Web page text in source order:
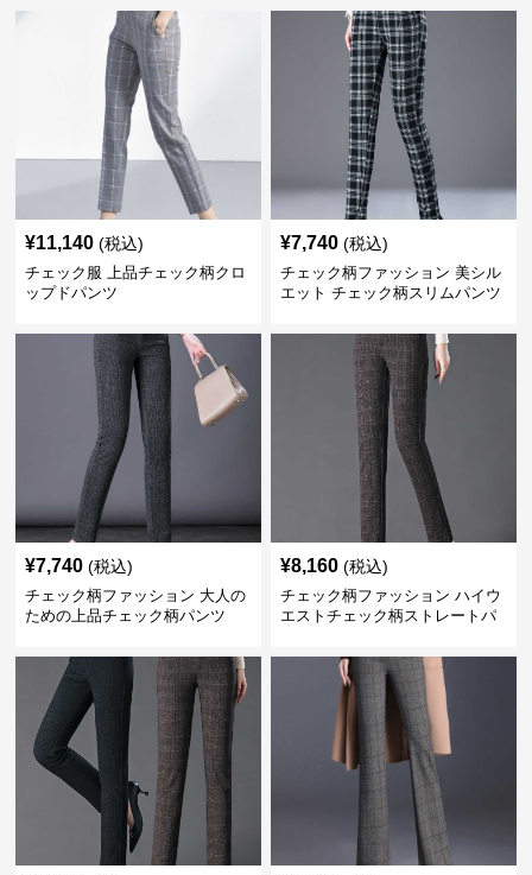
¥11,140 (税込)
チェック服 上品チェック柄クロ
ップドパンツ
¥7,740 (税込)
チェック柄ファッション 美シル
エット チェック柄スリムパンツ
¥7,740 (税込)
チェック柄ファッション 大人の
ための上品チェック柄パンツ
¥8,160 (税込)
チェック柄ファッション ハイウ
エストチェック柄ストレートパ